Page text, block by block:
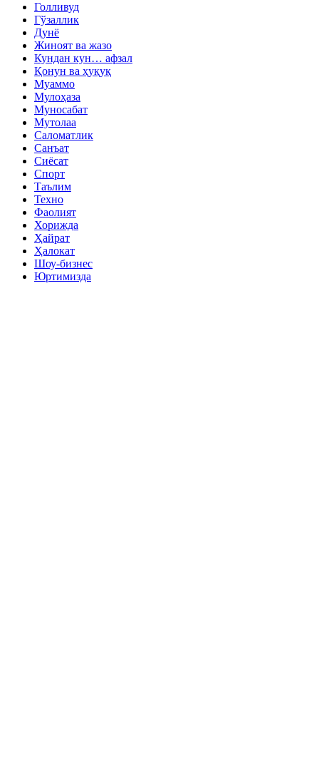
Голливуд
Гўзаллик
Дунё
Жиноят ва жазо
Кундан кун… афзал
Қонун ва ҳуқуқ
Муаммо
Мулоҳаза
Муносабат
Мутолаа
Саломатлик
Санъат
Сиёсат
Спорт
Таълим
Техно
Фаолият
Хорижда
Ҳайрат
Ҳалокат
Шоу-бизнес
Юртимизда